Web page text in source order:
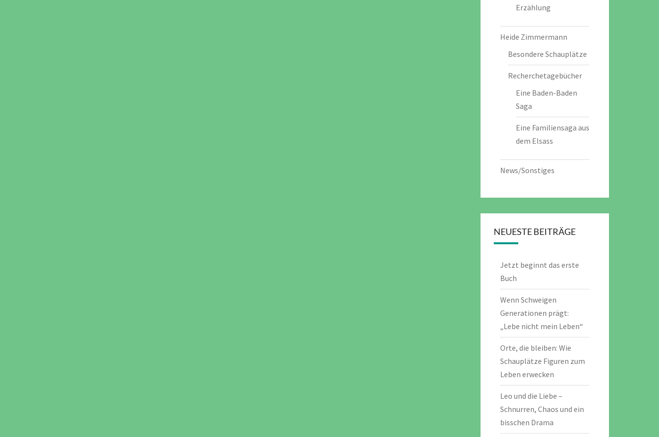
Erzählung
Heide Zimmermann
Besondere Schauplätze
Recherchetagebücher
Eine Baden-Baden
Saga
Eine Familiensaga aus
dem Elsass
News/Sonstiges
NEUESTE BEITRÄGE
Jetzt beginnt das erste
Buch
Wenn Schweigen
Generationen prägt:
„Lebe nicht mein Leben“
Orte, die bleiben: Wie
Schauplätze Figuren zum
Leben erwecken
Leo und die Liebe –
Schnurren, Chaos und ein
bisschen Drama